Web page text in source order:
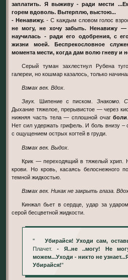
заплатить. Я выживу - ради мести
горем вдоволь. Вытерплю, выстою...
- Ненавижу. - С каждым словом голос
не могу, не хочу забыть. Ненавижу
научилась - ради его одобрения, с
жизни моей. Беспрекословное
момента мести, когда дам волю гневу и
Серый туман захлестнул Рубена тугой петлей, унося прочь из
галереи, но кошмар казалось, только
Взмах век. Вдох.
Звук. Шипение с писком. Знакомо.
Дыхание тяжелое, прерывистое — через
нижняя часть тела — сплошной очагболи
Нет сил удержать грифель. И боль внизу
с ощущением острых когтей в груди.
Взмах век. Выдох.
Крик — переходящий в тяжелый хрип. Низ живота, ноги - в потеках
крови. Но кровь, касаясь белоснежного
темной жидкостью.
Взмах век. Никак не закрыть глаза.
Кинжал бьет в сердце, удар за ударом. Смерти нет - лишь поток
серой бесцветной жидкости.
" Убирайся! Уходи сам,
Плачет.- Я..не ..могу! Не
можем...Уходи - никто не
Убирайся!"